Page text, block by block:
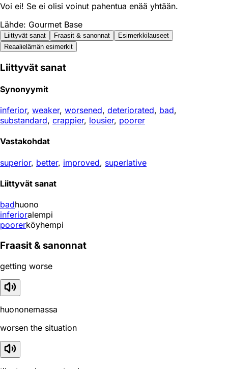
Voi ei! Se ei olisi voinut pahentua enää yhtään.
Lähde: Gourmet Base
Liittyvät sanat Fraasit & sanonnat
Esimerkkilauseet
Reaali­elämän esimerkit
Liittyvät sanat
Synonyymit
inferior, weaker, worsened, deteriorated, bad,
substandard, crappier, lousier, poorer
Vastakohdat
superior, better, improved, superlative
Liittyvät sanat
badhuono
inferioralempi
poorerköyhempi
Fraasit & sanonnat
getting worse
huononemassa
worsen the situation